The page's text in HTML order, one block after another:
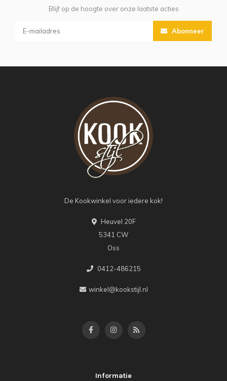
Blijf op de hoogte over onze laatste acties
Abonneer
De Kookwinkel voor iedere kok!
Heuvel 20F
5341 CW
Oss
0412-486215
winkel@kookstijl.nl
Informatie